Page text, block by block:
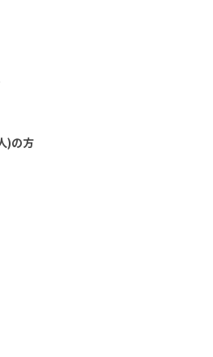
)の方